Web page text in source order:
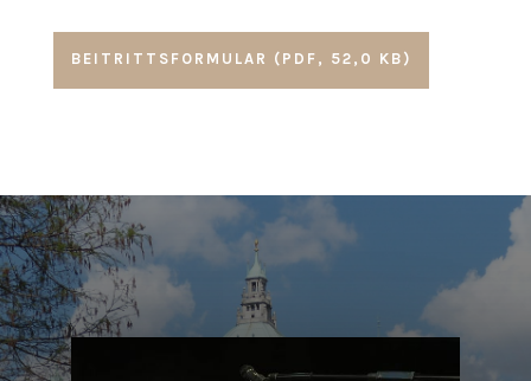
BEITRITTSFORMULAR (PDF, 52,0 KB)